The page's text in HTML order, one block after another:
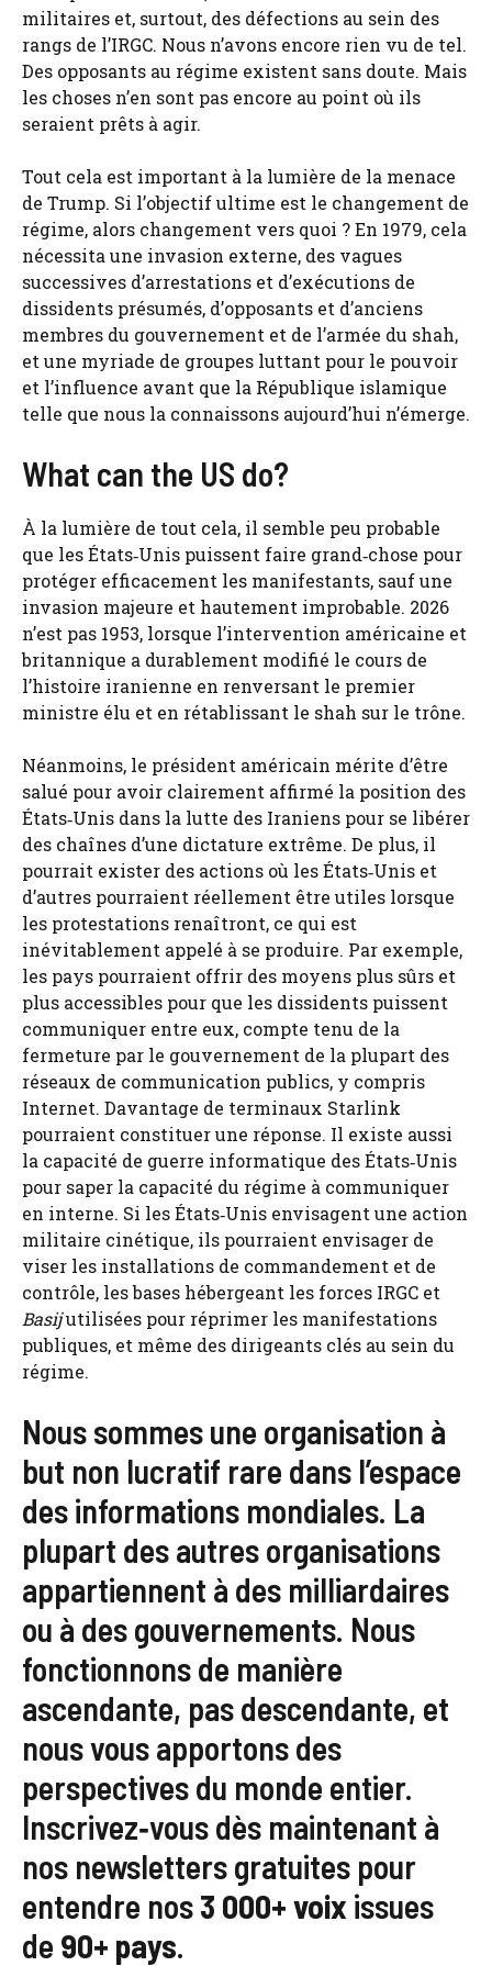
militaires et, surtout, des défections au sein des
rangs de l’IRGC. Nous n’avons encore rien vu de tel.
Des opposants au régime existent sans doute. Mais
les choses n’en sont pas encore au point où ils
seraient prêts à agir.
Tout cela est important à la lumière de la menace
de Trump. Si l’objectif ultime est le changement de
régime, alors changement vers quoi ? En 1979, cela
nécessita une invasion externe, des vagues
successives d’arrestations et d’exécutions de
dissidents présumés, d’opposants et d’anciens
membres du gouvernement et de l’armée du shah,
et une myriade de groupes luttant pour le pouvoir
et l’influence avant que la République islamique
telle que nous la connaissons aujourd’hui n’émerge.
What can the US do?
À la lumière de tout cela, il semble peu probable
que les États‑Unis puissent faire grand‑chose pour
protéger efficacement les manifestants, sauf une
invasion majeure et hautement improbable. 2026
n’est pas 1953, lorsque l’intervention américaine et
britannique a durablement modifié le cours de
l’histoire iranienne en renversant le premier
ministre élu et en rétablissant le shah sur le trône.
Néanmoins, le président américain mérite d’être
salué pour avoir clairement affirmé la position des
États‑Unis dans la lutte des Iraniens pour se libérer
des chaînes d’une dictature extrême. De plus, il
pourrait exister des actions où les États‑Unis et
d’autres pourraient réellement être utiles lorsque
les protestations renaîtront, ce qui est
inévitablement appelé à se produire. Par exemple,
les pays pourraient offrir des moyens plus sûrs et
plus accessibles pour que les dissidents puissent
communiquer entre eux, compte tenu de la
fermeture par le gouvernement de la plupart des
réseaux de communication publics, y compris
Internet. Davantage de terminaux Starlink
pourraient constituer une réponse. Il existe aussi
la capacité de guerre informatique des États‑Unis
pour saper la capacité du régime à communiquer
en interne. Si les États‑Unis envisagent une action
militaire cinétique, ils pourraient envisager de
viser les installations de commandement et de
contrôle, les bases hébergeant les forces IRGC et
Basijutilisées pour réprimer les manifestations
publiques, et même des dirigeants clés au sein du
régime.
Nous sommes une organisation à
but non lucratif rare dans l’espace
des informations mondiales. La
plupart des autres organisations
appartiennent à des milliardaires
ou à des gouvernements. Nous
fonctionnons de manière
ascendante, pas descendante, et
nous vous apportons des
perspectives du monde entier.
Inscrivez‑vous dès maintenant à
nos newsletters gratuites pour
entendre nos3 000+ voix issues
de 90+ pays.